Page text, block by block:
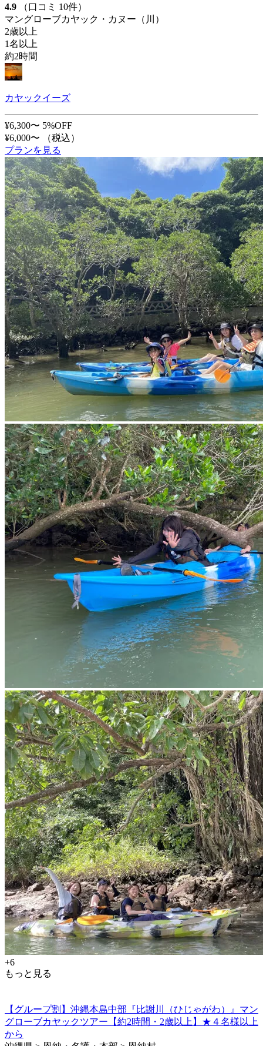
4.9
（口コミ 10件）
マングローブカヤック・カヌー（川）
2歳以上
1名以上
約2時間
カヤックイーズ
¥6,300〜 5%OFF
¥6,000〜
（税込）
プランを見る
+6
もっと見る
【グループ割】沖縄本島中部『比謝川（ひじゃがわ）』マン
グローブカヤックツアー【約2時間・2歳以上】★４名様以上
から